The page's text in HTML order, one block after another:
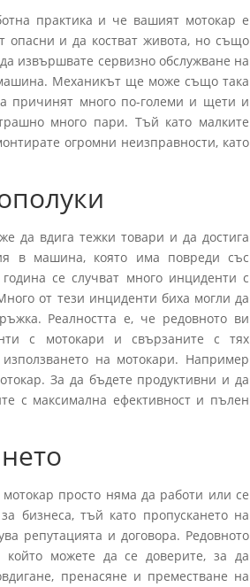
практика и че вашият мотокар е
опасни и да костват живота, но също
извършвате сервизно обслужване на
Механикът ще може също така
причинят много по-големи и щети и
много пари. Тъй като малките
огромни неизправности, като
да вдига тежки товари и да достига
в машина, която има повреди със
се случват много инциденти с
от тези инциденти биха могли да
Реалността е, че редовното ви
с мотокари и свързаните с тях
на мотокари. Например
За да бъдете продуктивни и да
с максимална ефективност и пълен
просто няма да работи или се
бизнеса, тъй като пропускането на
репутацията и договора. Редовното
можете да се доверите, за да
пренасяне и преместване на